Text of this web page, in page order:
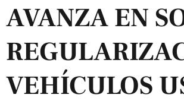
AVANZA EN
VEHÍCULOS